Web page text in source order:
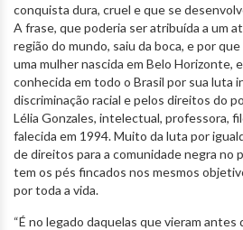
conquista dura, cruel e que se
A frase, que poderia ser atribuída a um
região do mundo, saiu da boca, e por
uma mulher nascida em Belo Horizonte,
conhecida em todo o Brasil por sua luta
discriminação racial e pelos direitos do
Lélia Gonzales, intelectual, professora,
falecida em 1994. Muito da luta por
de direitos para a comunidade negra no
tem os pés fincados nos mesmos
por toda a vida.
“É no legado daquelas que vieram